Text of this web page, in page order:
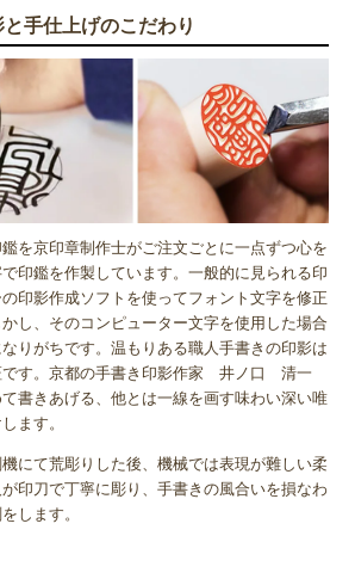
手仕上げのこだわり
を京印章制作士がご注文ごとに一点ずつ心を
印鑑を作製しています。一般的に見られる印
印影作成ソフトを使ってフォント文字を修正
し、そのコンピューター文字を使用した場合
りがちです。温もりある職人手書きの印影は
です。京都の手書き印影作家 井ノ口 清一
書きあげる、他とは一線を画す味わい深い唯
ます。
にて荒彫りした後、機械では表現が難しい柔
印刀で丁寧に彫り、手書きの風合いを損なわ
します。